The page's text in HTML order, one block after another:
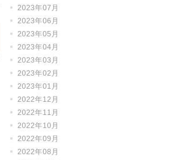
2023年07月
2023年06月
2023年05月
2023年04月
2023年03月
2023年02月
2023年01月
2022年12月
2022年11月
2022年10月
2022年09月
2022年08月